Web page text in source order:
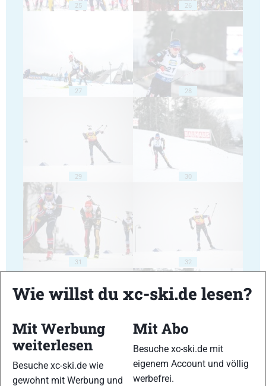
25 26
27 28
29 30
31 32
33 34
Wie willst du xc-ski.de lesen?
Mit Werbung
weiterlesen
Besuche xc-ski.de wie
gewohnt mit Werbung und
Mit Abo
Besuche xc-ski.de mit
eigenem Account und völlig
werbefrei.